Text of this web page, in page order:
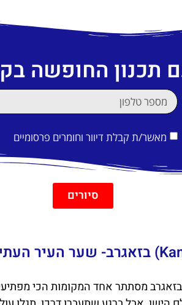
תכנון החופשה
מאשר/ת קבלת דיוור וחומרים פרסומיים
סיורים
מסתתר אחד המקומות הכי